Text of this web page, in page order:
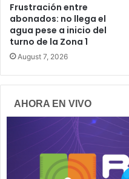
Frustración entre
abonados: no llega el
agua pese a inicio del
turno de la Zona 1
August 7, 2026
AHORA EN VIVO